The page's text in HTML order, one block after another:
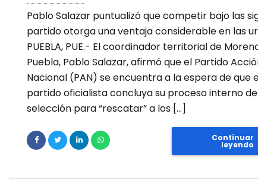
Pablo Salazar puntualizó que competir bajo las
partido otorga una ventaja considerable en las
PUEBLA, PUE.- El coordinador territorial de
Puebla, Pablo Salazar, afirmó que el Partido
Nacional (PAN) se encuentra a la espera de que
partido oficialista concluya su proceso interno de
selección para “rescatar” a los […]
Continuar
leyendo